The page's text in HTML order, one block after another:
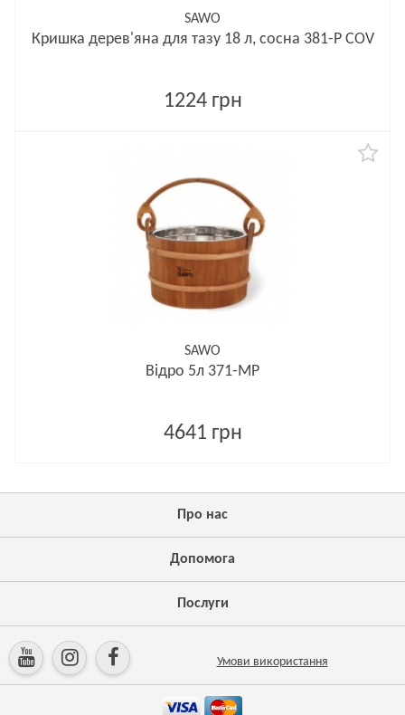
SAWO
Кришка дерев'яна для тазу 18 л, сосна 381-P COV
1224 грн
SAWO
Відро 5л 371-MP
4641 грн
Про нас
Допомога
Послуги
Умови використання